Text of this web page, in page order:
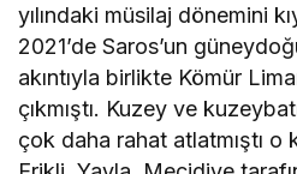
yılındaki müsilaj dönemini
2021’de Saros’un
akıntıyla birlikte Kömür
çıkmıştı. Kuzey ve
çok daha rahat atlatmıştı o